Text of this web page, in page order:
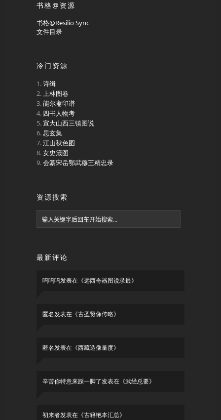
书格@资源
书格@Resilio Sync
文件目录
冷门资源
诗缉
上林图卷
能尔斋印谱
四书人物考
宣大山西三镇图说
思玄集
江山秋色图
女史箴图
会纂宋岳鄂武穆王精忠录
资源搜索
最新评论
呜呜呜发表在《远西奇器图说录最》
匿名发表在《古圣贤像传略》
匿名发表在《西藏造像量度》
辛苦你特意来踩一脚了发表在《武经总要》
初来者发表在《古籍艳本汇总》